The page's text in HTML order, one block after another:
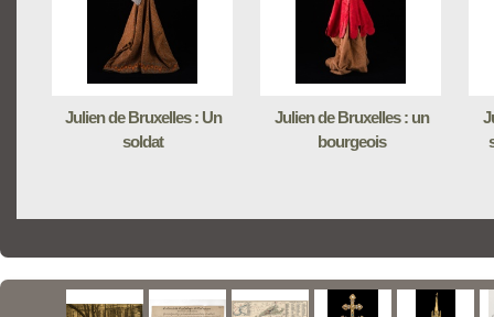
Julien de Bruxelles : Un
soldat
Julien de Bruxelles : un
bourgeois